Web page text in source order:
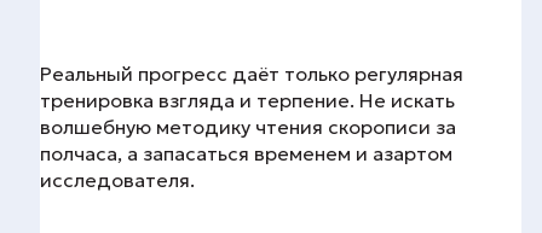
Реальный прогресс даёт только регулярная
тренировка взгляда и терпение. Не искать
волшебную методику чтения скорописи за
полчаса, а запасаться временем и азартом
исследователя.